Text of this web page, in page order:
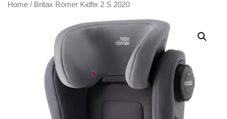
Home / Britax Römer Kidfix 2 S 2020